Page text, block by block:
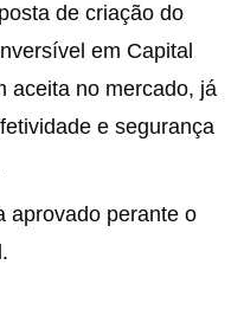
de criação do
em Capital
aceita no mercado, já
e segurança
aprovado perante o